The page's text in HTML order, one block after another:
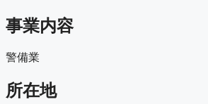
事業内容
警備業
所在地